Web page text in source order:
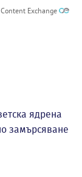
Exchange
ядрена
замърсяване